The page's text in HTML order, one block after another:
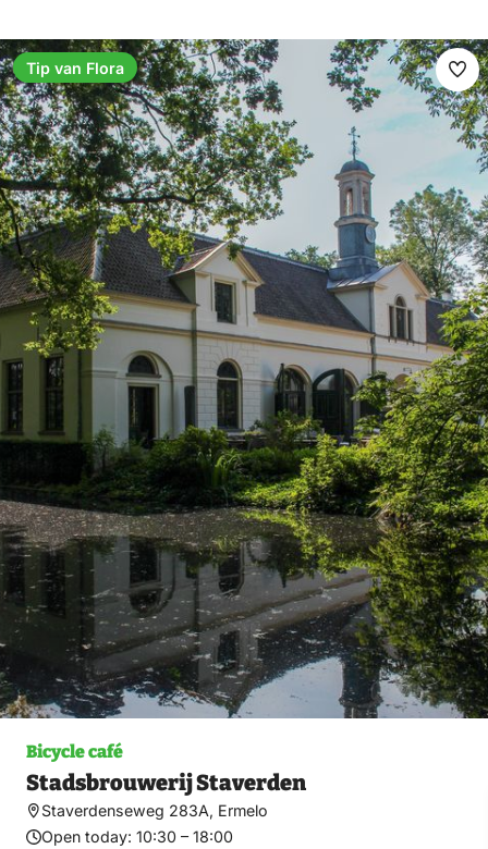
Bicycle café
Stadsbrouwerij Staverden
Staverdenseweg 283A, Ermelo
Open today: 10:30 – 18:00
Tip van Flora